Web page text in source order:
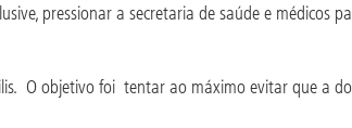
pressionar a secretaria de saúde e médicos
O objetivo foi tentar ao máximo evitar que a